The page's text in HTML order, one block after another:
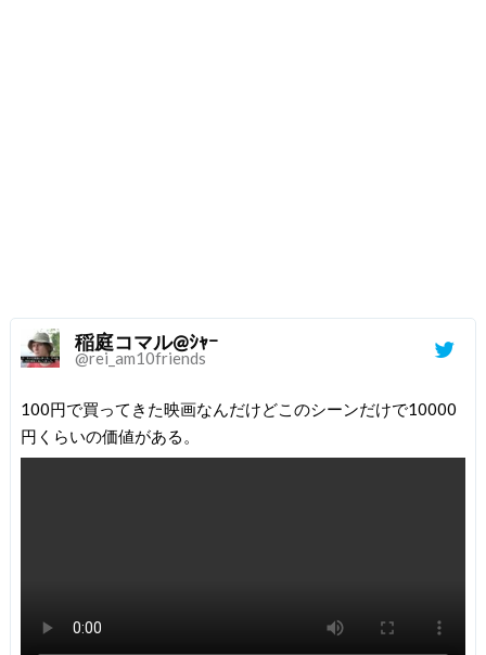
稲庭コマル@ｼｬｰ
@rei_am10friends
100円で買ってきた映画なんだけどこのシーンだけで10000
円くらいの価値がある。